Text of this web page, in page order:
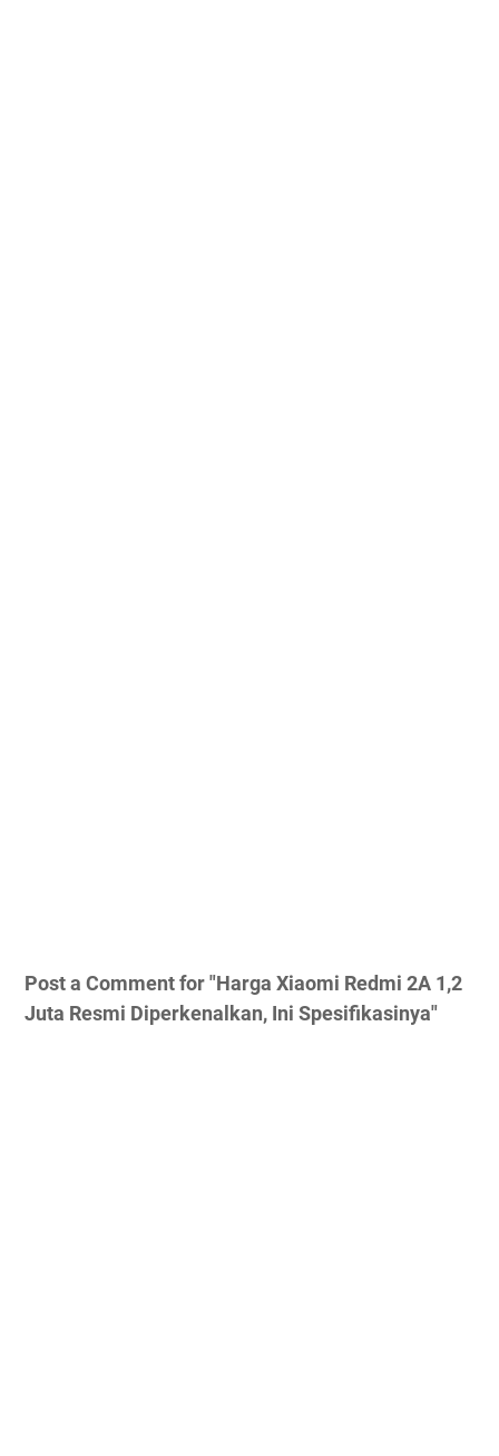
Post a Comment for "Harga Xiaomi Redmi 2A 1,2
Juta Resmi Diperkenalkan, Ini Spesifikasinya"